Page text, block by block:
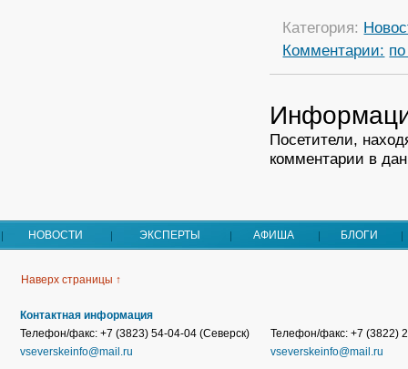
Категория:
Комментарии:
Посетители,
комментарии в
НОВОСТИ ЭКСПЕРТЫ АФИША БЛОГИ
Наверх страницы ↑
Контактная информация
Телефон/факс: +7 (3823) 54-04-04 (Северск)
vseverskeinfo@mail.ru
Телефон/факс: +7 (3822)
vseverskeinfo@mail.ru